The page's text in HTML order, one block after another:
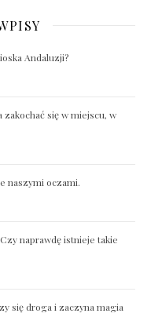
Andaluzji?
się w miejscu, w
naszymi oczami.
naprawdę istnieje takie
się droga i zaczyna magia